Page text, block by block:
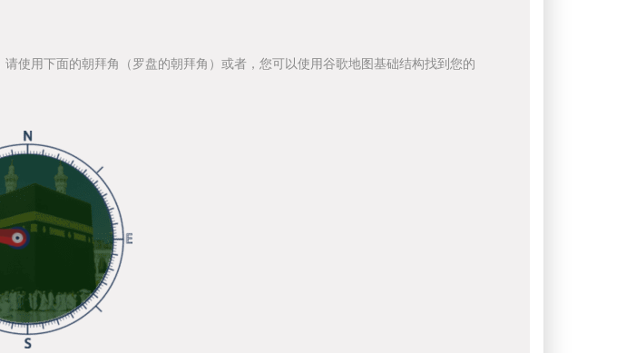
使用下面的朝拜角（罗盘的朝拜角）或者，您可以使用谷歌地图基础结构找到您的